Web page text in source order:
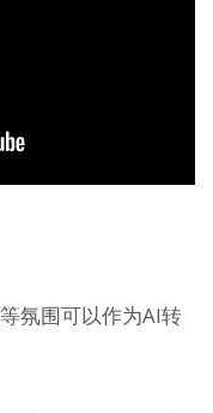
氛围可以作为AI转